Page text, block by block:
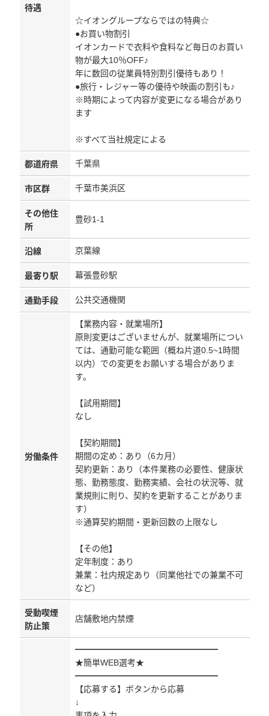
待遇
☆イオングループならではの特典☆
●お買い物割引
イオンカードで衣料や食料など毎日のお買い
物が最大10％OFF♪
年に数回の従業員特別割引優待もあり！
●旅行・レジャー等の優待や映画の割引も♪
※時期によって内容が変更になる場合があり
ます
※すべて当社規定による
都道府県 千葉県
市区群 千葉市美浜区
その他住
所
豊砂1-1
沿線 京葉線
最寄り駅 幕張豊砂駅
通勤手段 公共交通機関
労働条件
【業務内容・就業場所】
原則変更はございませんが、就業場所につい
ては、通勤可能な範囲（概ね片道0.5~1時間
以内）での変更をお願いする場合がありま
す。
【試用期間】
なし
【契約期間】
期間の定め：あり（6カ月）
契約更新：あり（本件業務の必要性、健康状
態、勤務態度、勤務実績、会社の状況等、就
業規則に則り、契約を更新することがありま
す）
※通算契約期間・更新回数の上限なし
【その他】
定年制度：あり
兼業：社内規定あり（同業他社での兼業不可
など）
受動喫煙
防止策
店舗敷地内禁煙
━━━━━━━━━━━━━━━━━
★簡単WEB選考★
━━━━━━━━━━━━━━━━━
【応募する】ボタンから応募
↓